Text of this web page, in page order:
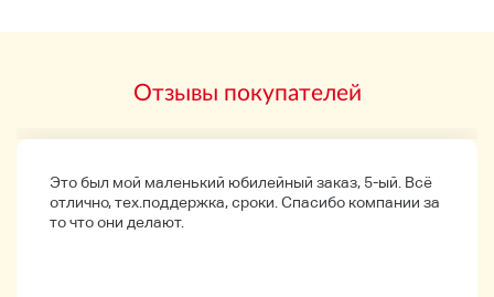
Размер
цвет
Отзывы покупателей
Это был мой маленький юбилейный заказ, 5-ый. Всё
отлично, тех.поддержка, сроки. Спасибо компании за
то что они делают.